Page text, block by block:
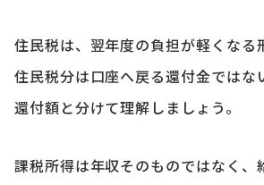
住民税は、翌年度の負担が軽くなる
住民税分は口座へ戻る還付金ではな
還付額と分けて理解しましょう。
課税所得は年収そのものではなく、